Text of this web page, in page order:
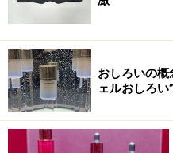
に保湿。磁石のように引
おしろいの概
ェルおしろい